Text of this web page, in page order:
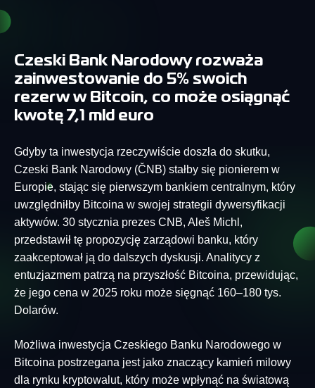
Czeski Bank Narodowy rozważa
zainwestowanie do 5% swoich
rezerw w Bitcoin, co może osiągnąć
kwotę 7,1 mld euro
Gdyby ta inwestycja rzeczywiście doszła do skutku,
Czeski Bank Narodowy (ČNB) stałby się pionierem w
Europie, stając się pierwszym bankiem centralnym, który
uwzględniłby Bitcoina w swojej strategii dywersyfikacji
aktywów. 30 stycznia prezes CNB, Aleš Michl,
przedstawił tę propozycję zarządowi banku, który
zaakceptował ją do dalszych dyskusji. Analitycy z
entuzjazmem patrzą na przyszłość Bitcoina, przewidując,
że jego cena w 2025 roku może sięgnąć 160–180 tys.
Dolarów.
Możliwa inwestycja Czeskiego Banku Narodowego w
Bitcoina postrzegana jest jako znaczący kamień milowy
dla rynku kryptowalut, który może wpłynąć na światową